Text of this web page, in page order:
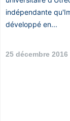
Vos
bonnes
indépendante
développé en...
25 décembre 2016